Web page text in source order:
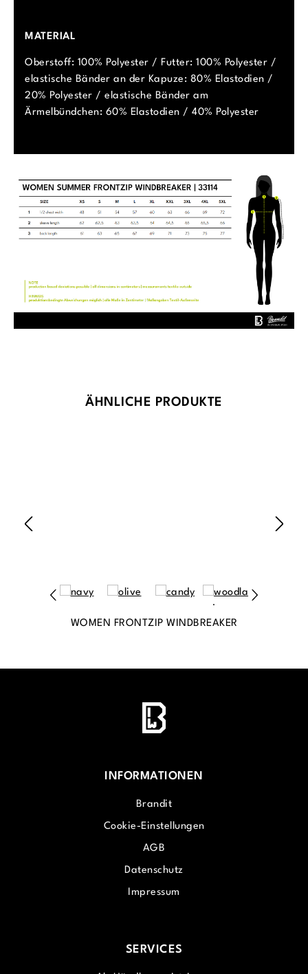
MATERIAL
Oberstoff: 100% Polyester / Futter: 100% Polyester /
elastische Bänder an der Kapuze: 80% Elastodien /
20% Polyester / elastische Bänder am
Ärmelbündchen: 60% Elastodien / 40% Polyester
Produktgalerie überspringen
ÄHNLICHE PRODUKTE
WOMEN FRONTZIP WINDBREAKER
INFORMATIONEN
Brandit
Cookie-Einstellungen
AGB
Datenschutz
Impressum
SERVICES